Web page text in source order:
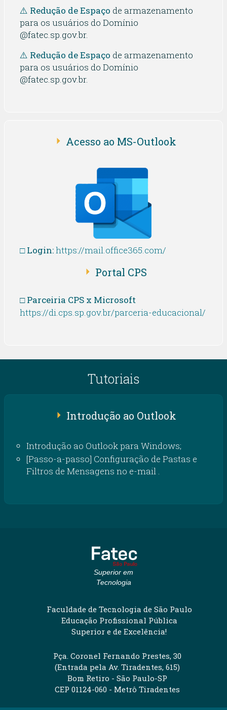
⚠️ Redução de Espaço de armazenamento
para os usuários do Domínio
@fatec.sp.gov.br.
⚠️ Redução de Espaço de armazenamento
para os usuários do Domínio
@fatec.sp.gov.br.
Acesso ao MS-Outlook
□Login:https://mail.office365.com/
Portal CPS
□ Parceiria CPS x Microsoft
https://di.cps.sp.gov.br/parceria-educacional/
Tutoriais
Introdução ao Outlook
Introdução ao Outlook para Windows;
[Passo-a-passo] Configuração de Pastas e
Filtros de Mensagens no e-mail .
Superior em
Tecnologia
Faculdade de Tecnologia de São Paulo
Educação Profissional Pública
Superior e de Excelência!
Pça. Coronel Fernando Prestes, 30
(Entrada pela Av. Tiradentes, 615)
Bom Retiro - São Paulo-SP
CEP 01124-060 - Metrô Tiradentes